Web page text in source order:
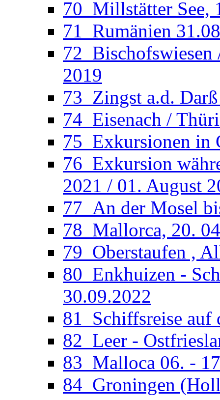
70_Millstätter See,
71_Rumänien
72_Bischofswiesen
2019
73_Zingst a.d.
74_Eisenach /
75_Exkursionen in
76_Exkursion
2021 / 01. August
77_An der Mosel
78_Mallorca, 20.
79_Oberstaufen ,
80_Enkhuizen -
30.09.2022
81_Schiffsreise auf
82_Leer -
83_Malloca 06. -
84_Groningen